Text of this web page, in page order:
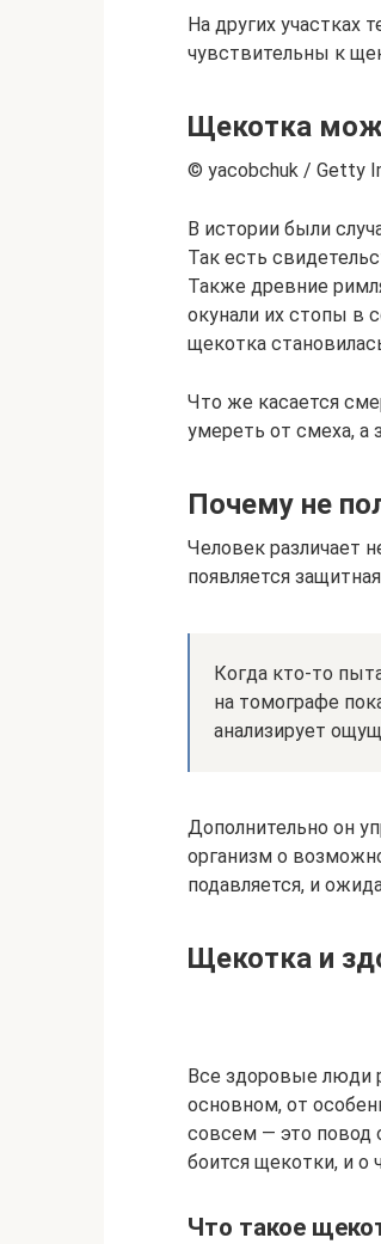
На других участках
чувствительны к
Щекотка
© yacobchuk / Getty
В истории были
Так есть
Также древние
окунали их стопы в
щекотка
Что же касается
умереть от смеха, а
Почему не
Человек различает
появляется
Когда кто-то
на томографе
анализирует
Дополнительно он
организм о
подавляется, и
Щекотка и
Все здоровые люди
основном, от
совсем — это повод
боится щекотки, и о
Что такое